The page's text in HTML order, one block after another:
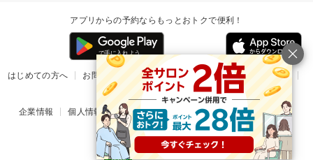
アプリからの予約ならもっとおトクで便利！
はじめての方へ お問い合わせ ヘルプ リリース情報
利用規約
掲載ご希望のサロン様
企業情報 個人情報保護方針 楽天のサービス一覧 アプリ一覧
© Rakuten Group, Inc.